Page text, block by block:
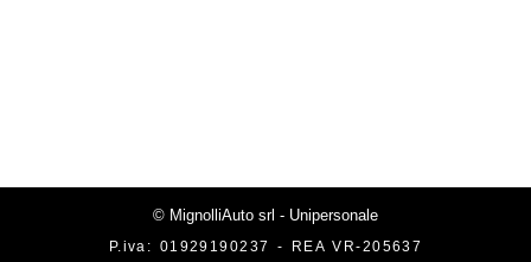
© MignolliAuto srl - Unipersonale
P.iva: 01929190237 - REA VR-205637